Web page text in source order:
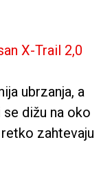
ubrzanja, a
dižu na oko
zahtevaju